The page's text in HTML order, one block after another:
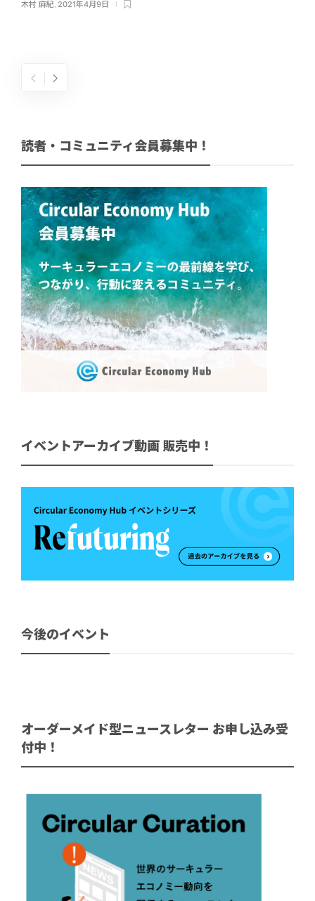
木村 麻紀 2021年4月9日
読者・コミュニティ会員募集中！
イベントアーカイブ動画 販売中！
今後のイベント
オーダーメイド型ニュースレター お申し込み受
付中！